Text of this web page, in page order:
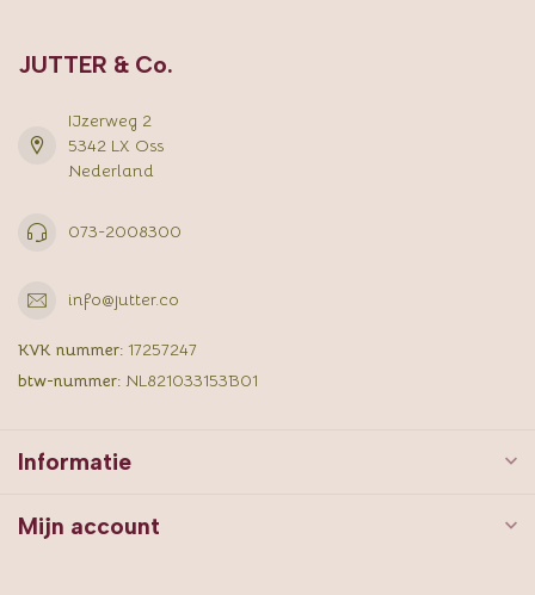
JUTTER & Co.
IJzerweg 2
5342 LX Oss
Nederland
073-2008300
info@jutter.co
KVK nummer: 17257247
btw-nummer: NL821033153B01
Informatie
Mijn account